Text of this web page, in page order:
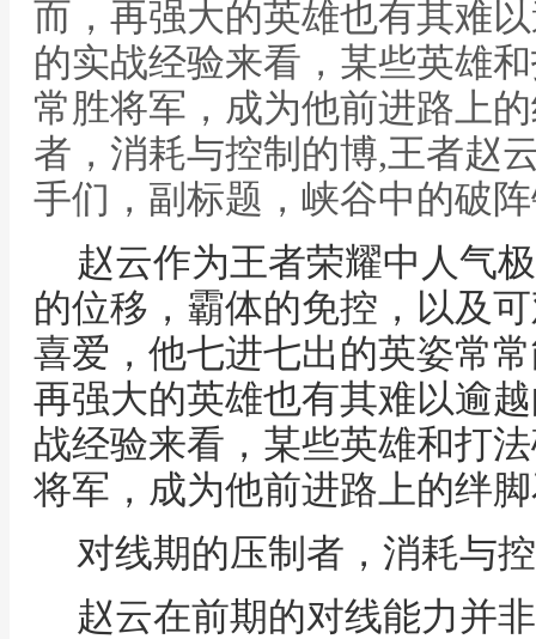
而，再强大的英雄也有其难
的实战经验来看，某些英雄
常胜将军，成为他前进路上
者，消耗与控制的博,王者赵
手们，副标题，峡谷中的破
赵云作为王者荣耀中人气
的位移，霸体的免控，以及
喜爱，他七进七出的英姿常
再强大的英雄也有其难以逾
战经验来看，某些英雄和打
将军，成为他前进路上的绊
对线期的压制者，消耗与
赵云在前期的对线能力并